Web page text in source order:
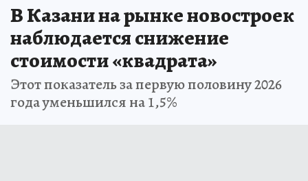
В Казани на рынке новостроек
наблюдается снижение
стоимости «квадрата»
Этот показатель за первую половину 2026
года уменьшился на 1,5%